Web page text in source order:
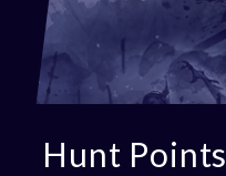
Hunt Points